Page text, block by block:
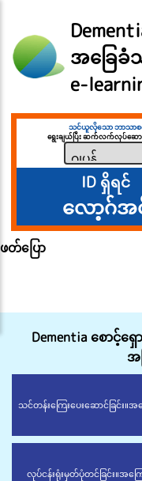
အခြေခံ
e-
သင်ယူလိုသော ဘာသာစက
ရွေးချယ်ပြီး ဆက်လက်လုပ်ဆော
ID ရှိရင်
လော့ဂ်အ
ဖတ်ပြော
Dementia စောင့်
အ
သင်တန်းကြေးပေးဆောင်ခြင်း။အက
လုပ်ငန်းရုံးမှတ်ပုံတင်ခြင်း။အကြ